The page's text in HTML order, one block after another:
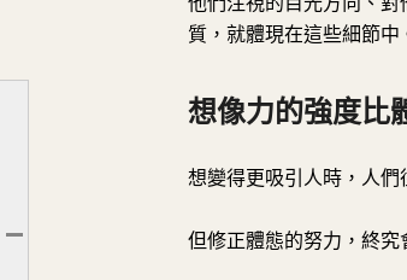
質，就體現在這些細節中
想像力的強度比
想變得更吸引人時，人們
但修正體態的努力，終